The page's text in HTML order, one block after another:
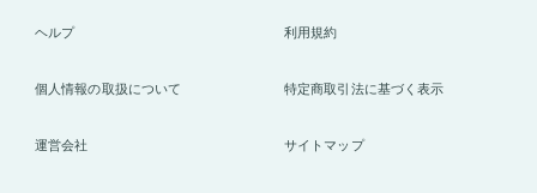
ヘルプ 利用規約
個人情報の取扱について 特定商取引法に基づく表示
運営会社 サイトマップ